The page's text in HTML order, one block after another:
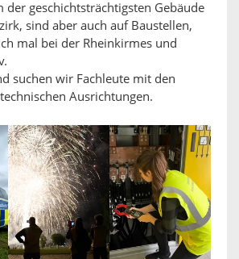
der geschichtsträchtigsten Gebäude
sind aber auch auf Baustellen,
mal bei der Rheinkirmes und
suchen wir Fachleute mit den
Ausrichtungen.